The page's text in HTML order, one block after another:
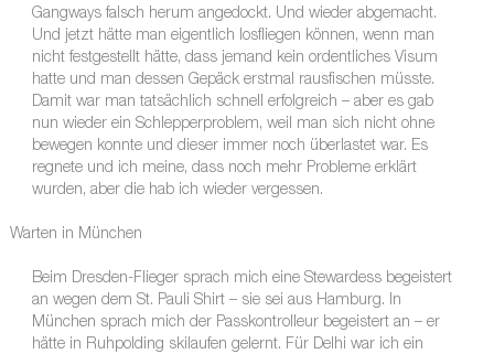
Gangways falsch herum angedockt. Und wieder abgemacht.
Und jetzt hätte man eigentlich losfliegen können, wenn man
nicht festgestellt hätte, dass jemand kein ordentliches Visum
hatte und man dessen Gepäck erstmal rausfischen müsste.
Damit war man tatsächlich schnell erfolgreich – aber es gab
nun wieder ein Schlepperproblem, weil man sich nicht ohne
bewegen konnte und dieser immer noch überlastet war. Es
regnete und ich meine, dass noch mehr Probleme erklärt
wurden, aber die hab ich wieder vergessen.
Warten in München
Beim Dresden-Flieger sprach mich eine Stewardess begeistert
an wegen dem St. Pauli Shirt – sie sei aus Hamburg. In
München sprach mich der Passkontrolleur begeistert an – er
hätte in Ruhpolding skilaufen gelernt. Für Delhi war ich ein